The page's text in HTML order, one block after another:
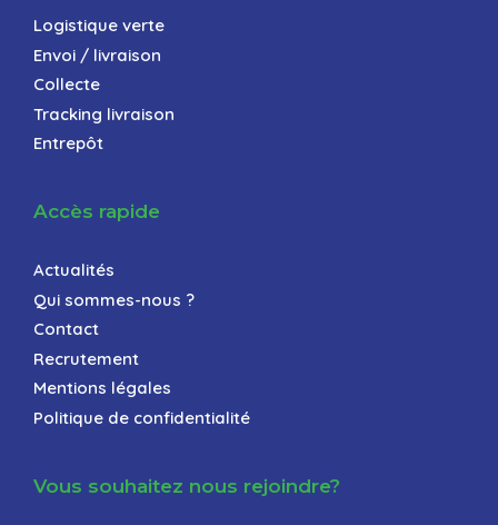
Logistique verte
Envoi / livraison
Collecte
Tracking livraison
Entrepôt
Accès rapide
Actualités
Qui sommes-nous ?
Contact
Recrutement
Mentions légales
Politique de confidentialité
Vous souhaitez nous rejoindre?